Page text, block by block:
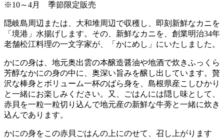
※10～4月 季節限定販売
隠岐島周辺または、大和堆周辺で収穫し、即刻新鮮なカニを
「境港」水揚げします。その、新鮮なカニを、創業明治34年
老舗松江料理の一文字家が、「かにめし」にいたしました。
かにの身は、地元奥出雲の本醸造醤油や地酒で炊きふっくら
芳醇なかにの身の中に、奥深い旨みを醸し出しています。贅
沢な棒身とボリューム一杯のばら身を、島根県産こしひかり
と一緒にお楽しみください。又、ごはんには隠し味として、
赤貝を一粒一粒切り込んで地元産の新鮮な牛蒡と一緒に炊き
込んであります。
かにの身をこの赤貝ごはんの上にのせて、召し上がります